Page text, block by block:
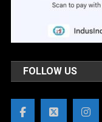
FOLLOW US